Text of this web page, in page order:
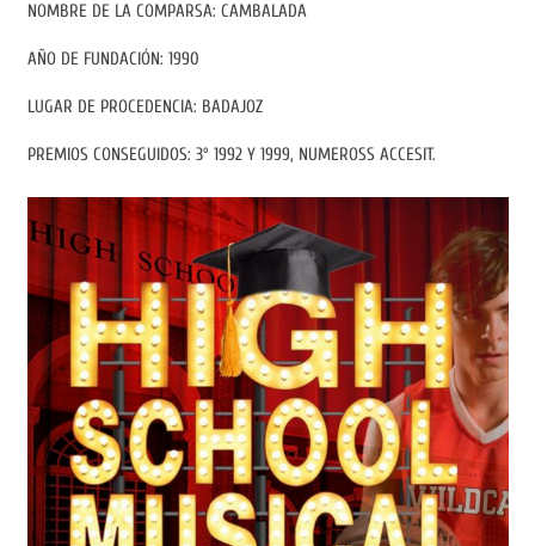
NOMBRE DE LA COMPARSA: CAMBALADA
AÑO DE FUNDACIÓN: 1990
LUGAR DE PROCEDENCIA: BADAJOZ
PREMIOS CONSEGUIDOS: 3º 1992 Y 1999, NUMEROSS ACCESIT.